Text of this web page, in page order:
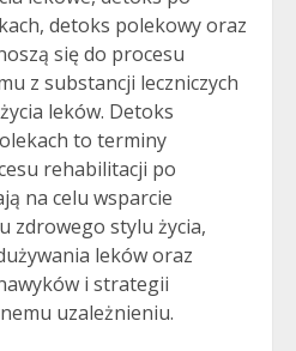
detoks polekowy oraz
się do procesu
z substancji leczniczych
leków. Detoks
to terminy
rehabilitacji po
na celu wsparcie
zdrowego stylu życia,
leków oraz
i strategii
uzależnieniu.